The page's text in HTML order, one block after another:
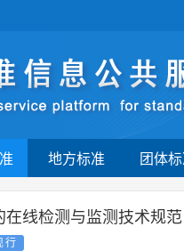
地方标准 团体
线检测与监测技术规范
行